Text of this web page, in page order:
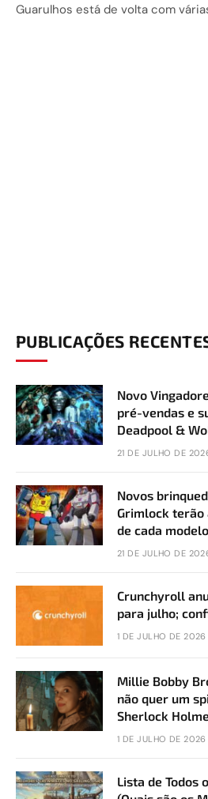
Guarulhos está de volta com
PUBLICAÇÕES
Novo
pré-vendas e
Deadpool &
21 DE JULHO DE
Novos
Grimlock terão
de cada modelo
21 DE JULHO DE
Crunchyroll
para julho;
1 DE JULHO DE 2026
Millie Bobby
não quer um
Sherlock
1 DE JULHO DE 2026
Lista de Todos